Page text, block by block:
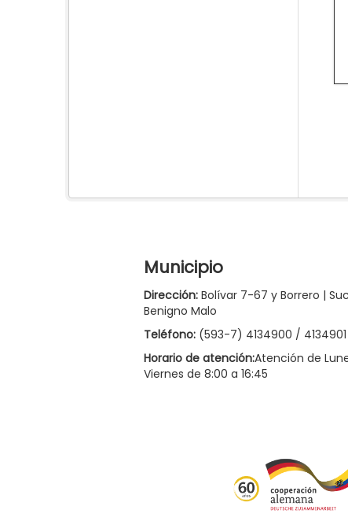
Municipio
Dirección: Bolívar 7-67 y Borrero |
Benigno Malo
Teléfono: (593-7) 4134900 / 4134901
Horario de atención:Atención de
Viernes de 8:00 a 16:45